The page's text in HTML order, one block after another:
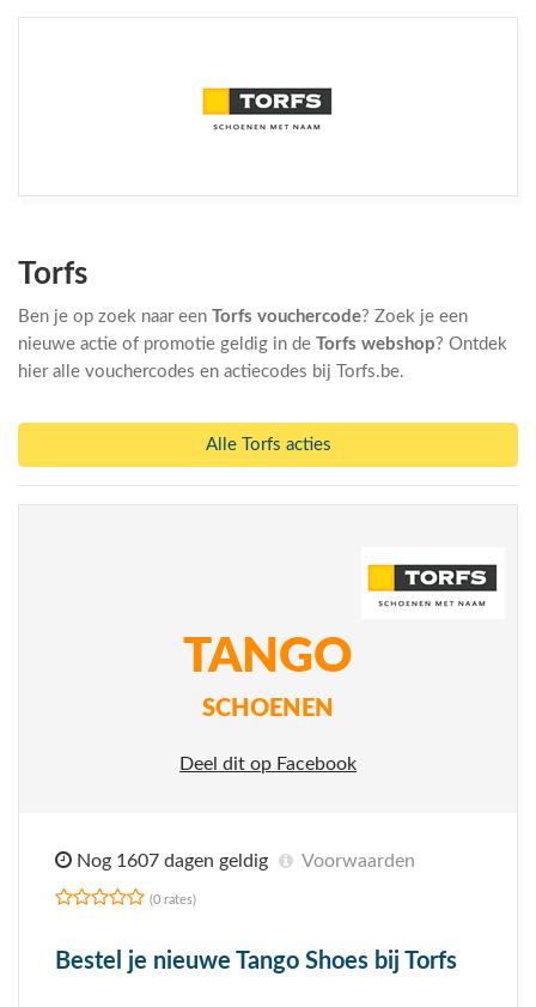
Torfs
Ben je op zoek naar een Torfs vouchercode? Zoek je een
nieuwe actie of promotie geldig in de Torfs webshop? Ontdek
hier alle vouchercodes en actiecodes bij Torfs.be.
Alle Torfs acties
TANGO
SCHOENEN
Deel dit op Facebook
Nog 1607 dagen geldig Voorwaarden
(0 rates)
Bestel je nieuwe Tango Shoes bij Torfs